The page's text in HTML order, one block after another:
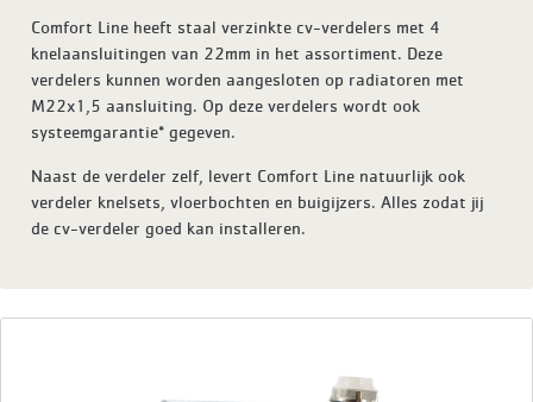
Comfort Line heeft staal verzinkte cv-verdelers met 4
knelaansluitingen van 22mm in het assortiment. Deze
verdelers kunnen worden aangesloten op radiatoren met
M22x1,5 aansluiting. Op deze verdelers wordt ook
systeemgarantie* gegeven.
Naast de verdeler zelf, levert Comfort Line natuurlijk ook
verdeler knelsets, vloerbochten en buigijzers. Alles zodat jij
de cv-verdeler goed kan installeren.